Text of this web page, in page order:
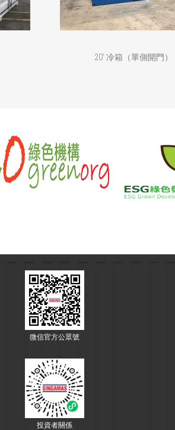
20' 冷箱（單側開門）
微信官方公眾號
投資者關係